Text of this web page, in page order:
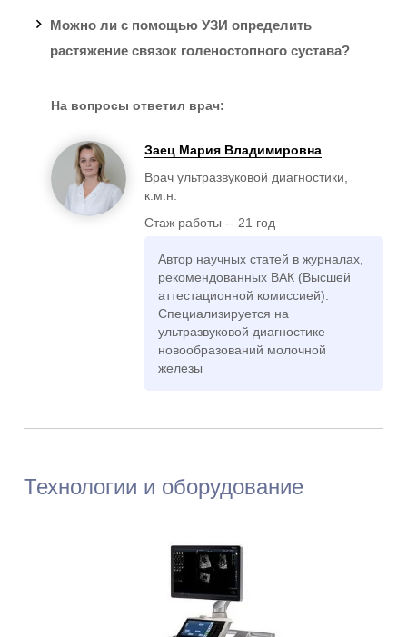
Золотарёва Ирина
Васильевна
Стаж: 18 лет
Врач ультразвуковой
Невраева Юлия
Заец Мария
Можно ли с помощью УЗИ определить
растяжение связок голеностопного сустава?
На вопросы ответил врач:
Заец Мария Владимировна
Врач ультразвуковой диагностики,
к.м.н.
Стаж работы -- 21 год
Автор научных статей в журналах,
рекомендованных ВАК (Высшей
аттестационной комиссией).
Специализируется на
ультразвуковой диагностике
новообразований молочной
железы
Технологии и оборудование